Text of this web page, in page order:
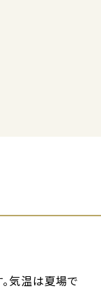
気温は夏場で